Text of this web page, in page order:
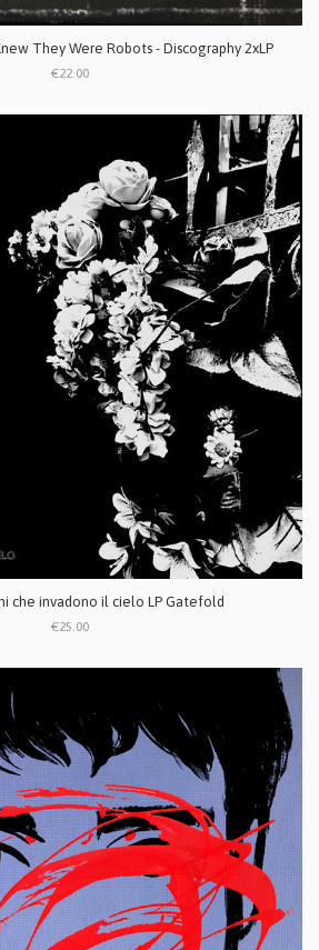
They Were Robots - Discography 2xLP
€22.00
che invadono il cielo LP Gatefold
€25.00